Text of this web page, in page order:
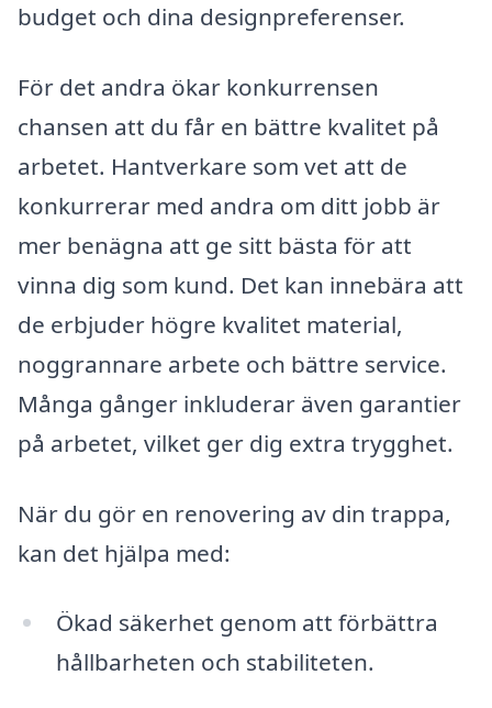
budget och dina designpreferenser.
För det andra ökar konkurrensen
chansen att du får en bättre kvalitet på
arbetet. Hantverkare som vet att de
konkurrerar med andra om ditt jobb är
mer benägna att ge sitt bästa för att
vinna dig som kund. Det kan innebära att
de erbjuder högre kvalitet material,
noggrannare arbete och bättre service.
Många gånger inkluderar även garantier
på arbetet, vilket ger dig extra trygghet.
När du gör en renovering av din trappa,
kan det hjälpa med:
Ökad säkerhet genom att förbättra
hållbarheten och stabiliteten.